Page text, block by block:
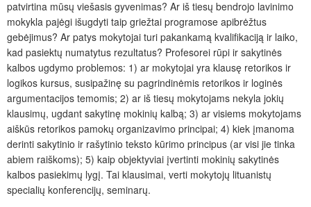
patvirtina mūsų viešasis gyvenimas? Ar iš tiesų bendrojo lavinimo
mokykla pajėgi išugdyti taip griežtai programose apibrėžtus
gebėjimus? Ar patys mokytojai turi pakankamą kvalifikaciją ir laiko,
kad pasiektų numatytus rezultatus? Profesorei rūpi ir sakytinės
kalbos ugdymo problemos: 1) ar mokytojai yra klausę retorikos ir
logikos kursus, susipažinę su pagrindinėmis retorikos ir loginės
argumentacijos temomis; 2) ar iš tiesų mokytojams nekyla jokių
klausimų, ugdant sakytinę mokinių kalbą; 3) ar visiems mokytojams
aiškūs retorikos pamokų organizavimo principai; 4) kiek įmanoma
derinti sakytinio ir rašytinio teksto kūrimo principus (ar visi jie tinka
abiem raiškoms); 5) kaip objektyviai įvertinti mokinių sakytinės
kalbos pasiekimų lygį. Tai klausimai, verti mokytojų lituanistų
specialių konferencijų, seminarų.